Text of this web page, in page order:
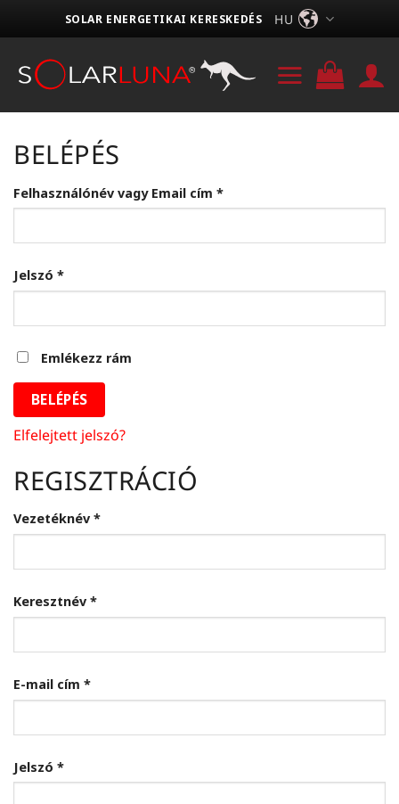
content
SOLAR ENERGETIKAI KERESKEDÉS HU
BELÉPÉS
Felhasználónév vagy Email cím *Kötelező
Jelszó *Kötelező
Emlékezz rám
BELÉPÉS
Elfelejtett jelszó?
REGISZTRÁCIÓ
Vezetéknév *
Keresztnév *
E-mail cím *Kötelező
Jelszó *Kötelező